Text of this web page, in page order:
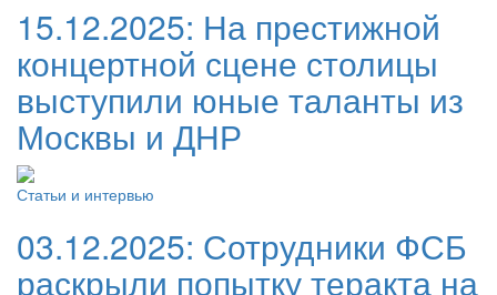
15.12.2025: На престижной
концертной сцене столицы
выступили юные таланты из
Москвы и ДНР
Статьи и интервью
03.12.2025: Сотрудники ФСБ
раскрыли попытку теракта на